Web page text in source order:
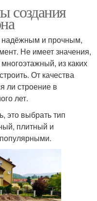
создания
надёжным и прочным,
Не имеет значения,
из каких
От качества
ли строение в
лет.
это выбрать тип
плитный и